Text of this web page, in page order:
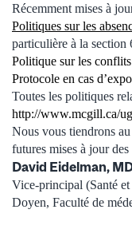
Récemment mises à
Politiques sur les
particulière à la section
Politique sur les conflits
Protocole en cas
Toutes les politiques
http://www.mcgill.ca/
Nous vous tiendrons
futures mises à jour
David Eidelman,
Vice-principal (Santé
Doyen, Faculté de